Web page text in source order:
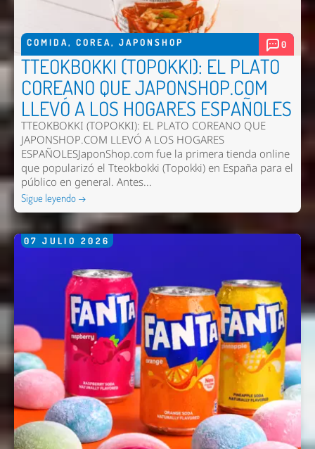
COMIDA, COREA, JAPONSHOP 0
TTEOKBOKKI (TOPOKKI): EL PLATO
COREANO QUE JAPONSHOP.COM
LLEVÓ A LOS HOGARES ESPAÑOLES
TTEOKBOKKI (TOPOKKI): EL PLATO COREANO QUE
JAPONSHOP.COM LLEVÓ A LOS HOGARES
ESPAÑOLESJaponShop.com fue la primera tienda online
que popularizó el Tteokbokki (Topokki) en España para el
público en general. Antes...
Sigue leyendo →
07 JULIO 2026